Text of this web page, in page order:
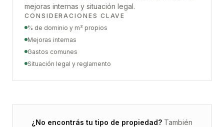
mejoras internas y situación legal.
CONSIDERACIONES CLAVE
% de dominio y m² propios
Mejoras internas
Gastos comunes
Situación legal y reglamento
¿No encontrás tu tipo de propiedad? También